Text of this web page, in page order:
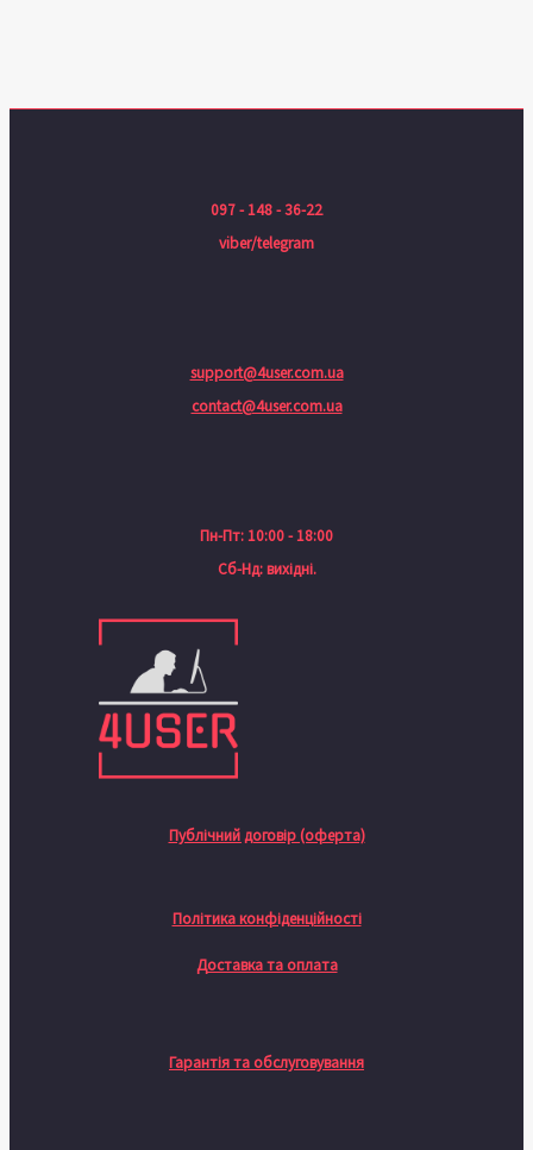
097 - 148 - 36-22
viber/telegram
support@4user.com.ua
contact@4user.com.ua
Пн-Пт: 10:00 - 18:00
Сб-Нд: вихідні.
Публічний договір (оферта)
Політика конфіденційності
Доставка та оплата
Гарантія та обслуговування